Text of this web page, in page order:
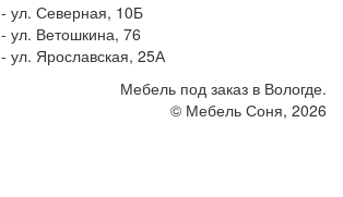
- ул. Северная, 10Б
- ул. Ветошкина, 76
- ул. Ярославская, 25А
Мебель под заказ в Вологде.
© Мебель Соня, 2026